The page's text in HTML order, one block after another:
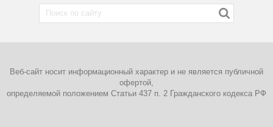
Веб-сайт носит информационный характер и не является публичной
офертой,
определяемой положением Статьи 437 п. 2 Гражданского кодекса РФ